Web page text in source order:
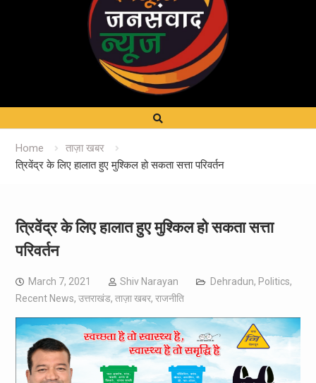
Home
ताज़ा खबर
त्रिवेंद्र के लिए हालात हुए मुश्किल हो सकता सत्ता परिवर्तन
त्रिवेंद्र के लिए हालात हुए मुश्किल हो सकता सत्ता
परिवर्तन
March 7, 2021 Shiv Narayan Dehradun, Politics,
Recent News, उत्तराखंड, ताज़ा खबर, राजनीति